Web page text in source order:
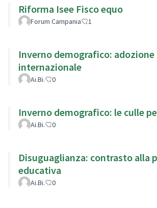
Riforma Isee Fisco equo
Forum Campania 1
Inverno demografico: adozione
internazionale
Ai.Bi. 0
Inverno demografico: le culle
Ai.Bi. 0
Disuguaglianza: contrasto alla
educativa
Ai.Bi. 0